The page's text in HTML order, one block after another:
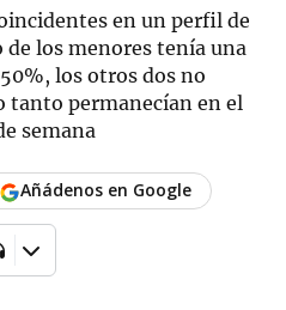
en un perfil de
los menores tenía una
los otros dos no
tanto permanecían en el
semana
Añádenos en Google